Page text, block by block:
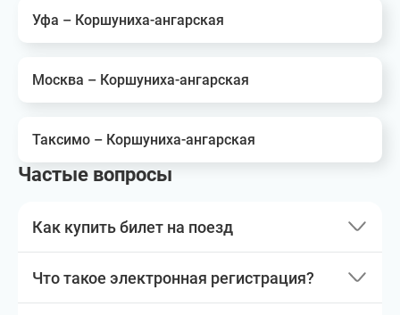
Уфа – Коршуниха-ангарская
Москва – Коршуниха-ангарская
Таксимо – Коршуниха-ангарская
Частые вопросы
Как купить билет на поезд
Что такое электронная регистрация?